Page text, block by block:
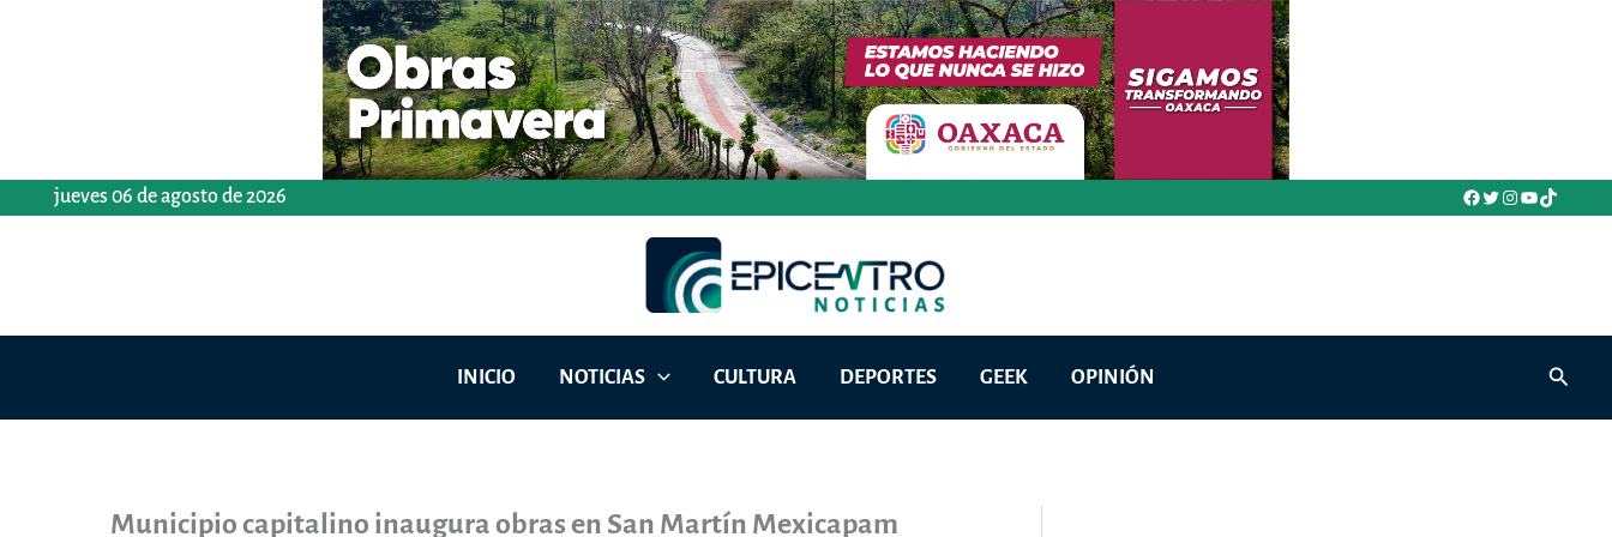
jueves 06 de agosto de 2026 Facebook
Twitter
Instagram
YouTube
TikTok
INICIO NOTICIAS CULTURA DEPORTES GEEK OPINIÓN Buscar
Municipio capitalino inaugura obras en San Martín Mexicapam